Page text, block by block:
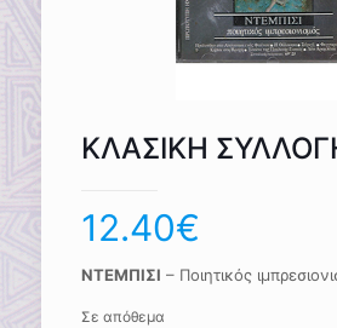
ΚΛΑΣΙΚΗ
12.40€
ΝΤΕΜΠΙΣΙ – Ποιητικός
Σε απόθεμα